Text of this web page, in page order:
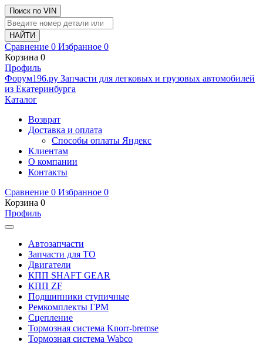
Поиск по VIN
Сравнение 0 Избранное 0
Корзина 0
Профиль
Фoрум196.ру Запчасти для легковых и грузовых автомобилей
из Екатеринбурга
Каталог
Возврат
Доставка и оплата
Способы оплаты Яндекс
Клиентам
О компании
Контакты
Сравнение 0 Избранное 0
Корзина 0
Профиль
Автозапчасти
Запчасти для ТО
Двигатели
КПП SHAFT GEAR
КПП ZF
Подшипники ступичные
Ремкомплекты ГРМ
Сцепление
Тормозная система Knorr-bremse
Тормозная система Wabco